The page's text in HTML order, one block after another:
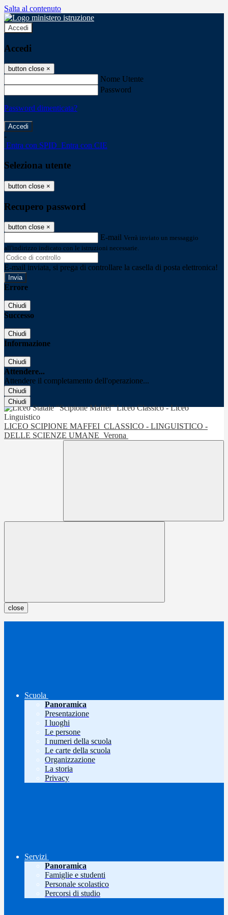
Salta al contenuto
Accedi
Accedi
button close ×
Nome Utente
Password
Password dimenticata?
-
Entra con SPID Entra con CIE
Seleziona utente
button close ×
Recupero password
button close ×
E-mail Verrà inviato un messaggio
all'indirizzo indicato con le istruzioni necessarie.
E-mail inviata, si prega di controllare la casella di posta elettronica!
Errore
Chiudi
Successo
Chiudi
Informazione
Chiudi
Attendere...
Attendere il completamento dell'operazione...
Chiudi
Chiudi
LICEO SCIPIONE MAFFEI CLASSICO - LINGUISTICO -
DELLE SCIENZE UMANE Verona
close
Scuola
Panoramica
Presentazione
I luoghi
Le persone
I numeri della scuola
Le carte della scuola
Organizzazione
La storia
Privacy
Servizi
Panoramica
Famiglie e studenti
Personale scolastico
Percorsi di studio